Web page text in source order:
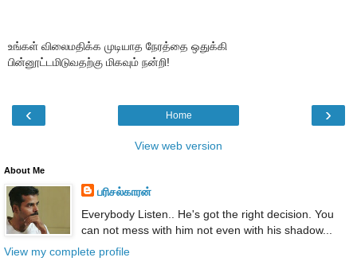
உங்கள் விலைமதிக்க முடியாத நேரத்தை ஒதுக்கி
பின்னூட்டமிடுவதற்கு மிகவும் நன்றி!
‹ ›
Home
View web version
About Me
பரிசல்காரன்
Everybody Listen.. He's got the right decision. You
can not mess with him not even with his shadow...
View my complete profile